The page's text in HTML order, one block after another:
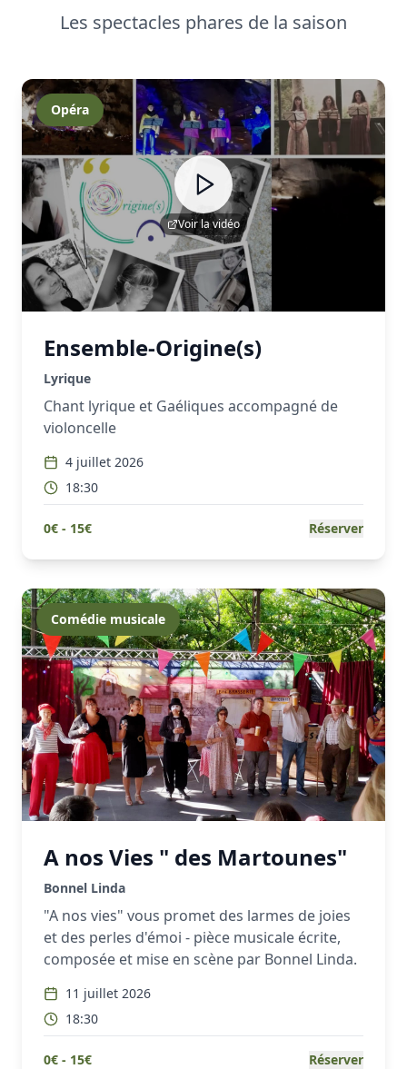
Les spectacles phares de la saison
Voir la vidéo
Opéra
Ensemble-Origine(s)
Lyrique
Chant lyrique et Gaéliques accompagné de
violoncelle
4 juillet 2026
18:30
0€ - 15€ Réserver
Comédie musicale
A nos Vies " des Martounes"
Bonnel Linda
"A nos vies" vous promet des larmes de joies
et des perles d'émoi - pièce musicale écrite,
composée et mise en scène par Bonnel Linda.
11 juillet 2026
18:30
0€ - 15€ Réserver